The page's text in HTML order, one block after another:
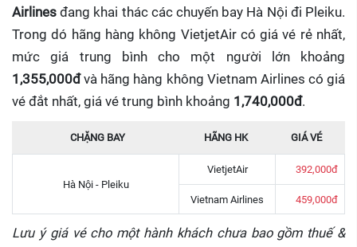
Airlines đang khai thác các chuyến bay Hà Nội đi Pleiku.
Trong dó hãng hàng không VietjetAir có giá vé rẻ nhất,
mức giá trung bình cho một người lớn khoảng
1,355,000đvà hãng hàng không Vietnam Airlines có giá
vé đắt nhất, giá vé trung bình khoảng 1,740,000đ.
CHẶNG BAY HÃNG HK GIÁ VÉ
Hà Nội - Pleiku
VietjetAir 392,000đ
Vietnam Airlines 459,000đ
Lưu ý giá vé cho một hành khách chưa bao gồm thuế &